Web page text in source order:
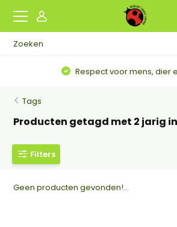
Respect voor mens, dier
Tags
Producten getagd met 2 jarig
Filters
Geen producten gevonden!...